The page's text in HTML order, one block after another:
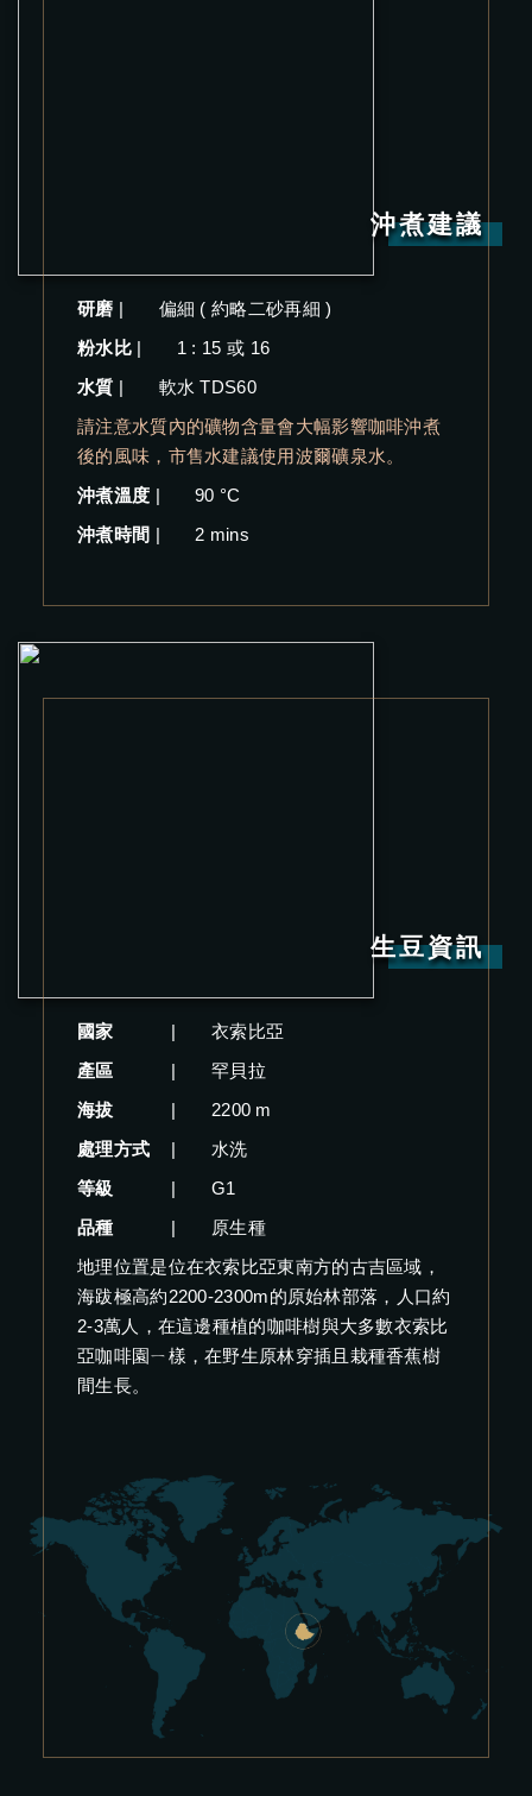
沖煮建議
研磨 |
偏細 ( 約略二砂再細 )
粉水比|
1 : 15 或 16
水質 |
軟水 TDS60
請注意水質內的礦物含量會大幅影響咖啡沖煮
後的風味，市售水建議使用波爾礦泉水。
沖煮溫度 |
90 °C
沖煮時間 | 2 mins
生豆資訊
國家 |
衣索比亞
產區
|
罕貝拉
海拔
|
2200 m
處理方式
|
水洗
等級
|
G1
品種
|
原生種
地理位置是位在衣索比亞東南方的古吉區域，
海跋極高約2200-2300m的原始林部落，人口約
2-3萬人，在這邊種植的咖啡樹與大多數衣索比
亞咖啡園ㄧ樣，在野生原林穿插且栽種香蕉樹
間生長。